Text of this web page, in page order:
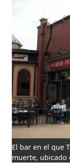
El bar en el que
muerte, ubicado